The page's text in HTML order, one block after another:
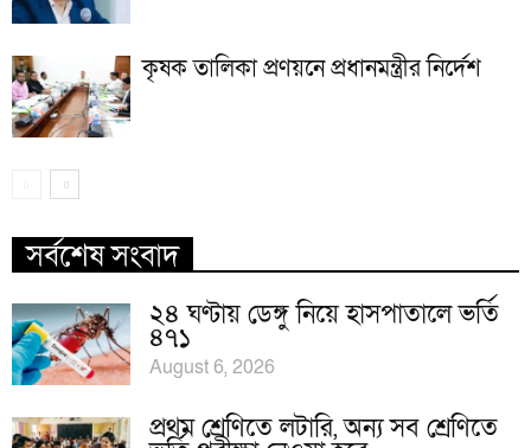
কৃষক তালিকা প্রণয়নে প্রধানমন্ত্রীর নির্দেশ
সর্বশেষ সংবাদ
২৪ ঘণ্টায় ডেঙ্গু নিয়ে হাসপাতালে ভর্তি
৪৭১
August 6, 2026
প্রথম শ্রেণিতে লটারি, অন্য সব শ্রেণিতে